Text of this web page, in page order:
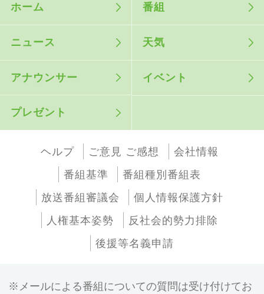
ホーム 番組
ニュース 天気
アナウンサー イベント
プレゼント
ヘルプ ご意見 ご感想
会社情報
番組基準
番組種別番組表
放送番組審議会
個人情報保護方針
人権基本姿勢
反社会的勢力排除
後援等名義申請
メールによる番組についての質問は受け付けてお